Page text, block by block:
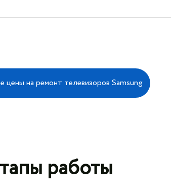
цены на ремонт телевизоров Samsung
работы